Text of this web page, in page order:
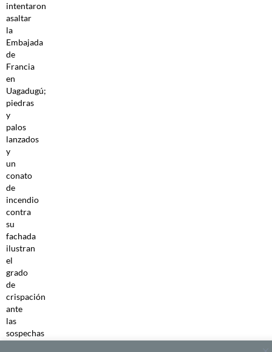
intentaron
asaltar
la
Embajada
de
Francia
en
Uagadugú;
piedras
y
palos
lanzados
y
un
conato
de
incendio
contra
su
fachada
ilustran
el
grado
de
crispación
ante
las
sospechas